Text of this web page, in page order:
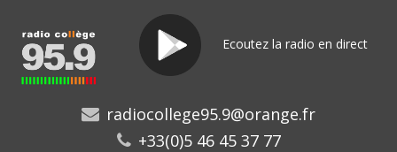
Ecoutez la radio en direct
radiocollege95.9@orange.fr
+33(0)5 46 45 37 77